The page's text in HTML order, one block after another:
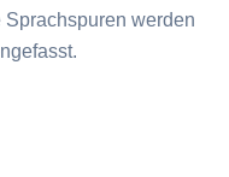
werden